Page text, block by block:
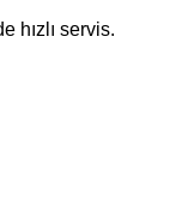
hızlı servis.